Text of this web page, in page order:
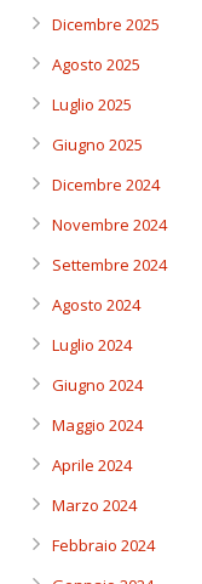
Dicembre 2025
Agosto 2025
Luglio 2025
Giugno 2025
Dicembre 2024
Novembre 2024
Settembre 2024
Agosto 2024
Luglio 2024
Giugno 2024
Maggio 2024
Aprile 2024
Marzo 2024
Febbraio 2024